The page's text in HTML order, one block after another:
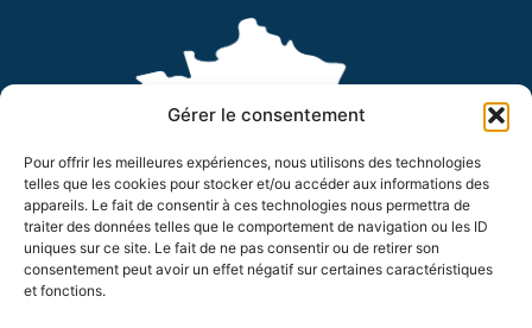
Gérer le consentement
Pour offrir les meilleures expériences, nous utilisons des technologies
telles que les cookies pour stocker et/ou accéder aux informations des
appareils. Le fait de consentir à ces technologies nous permettra de
traiter des données telles que le comportement de navigation ou les ID
uniques sur ce site. Le fait de ne pas consentir ou de retirer son
consentement peut avoir un effet négatif sur certaines caractéristiques
et fonctions.
Horaires d’ouverture
Du lundi au jeudi de 8h à 18h